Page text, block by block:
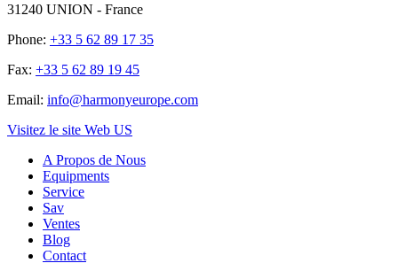
31240 UNION - France
Phone: +33 5 62 89 17 35
Fax: +33 5 62 89 19 45
Email: info@harmonyeurope.com
Visitez le site Web US
A Propos de Nous
Equipments
Service
Sav
Ventes
Blog
Contact